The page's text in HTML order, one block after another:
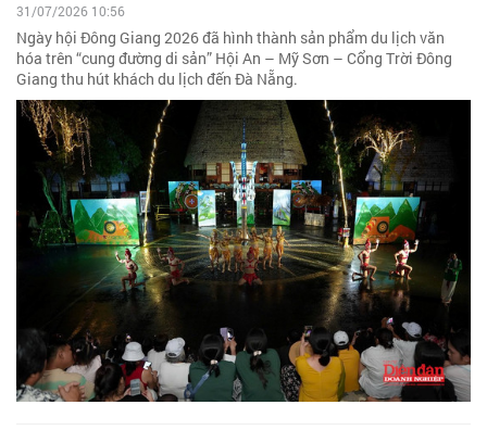
31/07/2026 10:56
Ngày hội Đông Giang 2026 đã hình thành sản phẩm du lịch văn
hóa trên “cung đường di sản” Hội An – Mỹ Sơn – Cổng Trời Đông
Giang thu hút khách du lịch đến Đà Nẵng.